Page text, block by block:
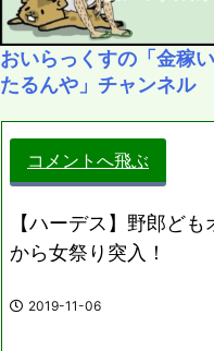
おいらっくすの「金稼
たるんや」チャンネル
コメントへ飛ぶ
【ハーデス】野郎ど
から女祭り突入！
2019-11-06